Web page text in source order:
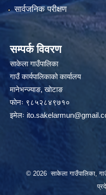
सार्वजनिक परीक्षण
सम्पर्क विवरण
साकेला गाउँपालिका
गाउँ कार्यपालिकाको कार्यालय
मानेभन्ज्याङ, खाेटाङ
फाेनः ९८५२८४९७१०
इमेलः
© 2026 साकेला गाउँपालिका, गाउँ